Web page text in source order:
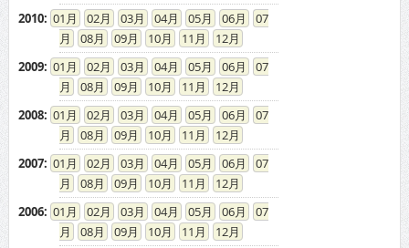
2010: 01 02 03 04 05 06
07
08
09 10 11
12
2009: 01 02 03 04 05 06
07
08
09 10 11
12
2008: 01 02 03 04 05 06
07
08
09 10 11
12
2007: 01 02 03 04 05 06
07
08
09 10 11
12
2006: 01 02 03 04 05 06
07
08
09 10 11
12